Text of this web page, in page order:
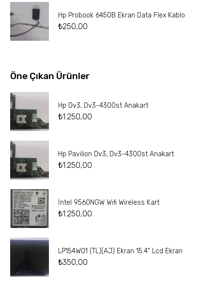
Hp Probook 6450B Ekran Data Flex Kablo
₺250,00
Öne Çıkan Ürünler
Hp Dv3, Dv3-4300st Anakart
₺1.250,00
Hp Pavilion Dv3, Dv3-4300st Anakart
₺1.250,00
İntel 9560NGW Wifi Wireless Kart
₺1.250,00
LP154W01 (TL)(AJ) Ekran 15.4” Lcd Ekran
₺350,00